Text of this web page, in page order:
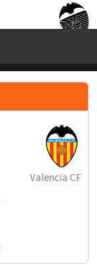
Valencia CF